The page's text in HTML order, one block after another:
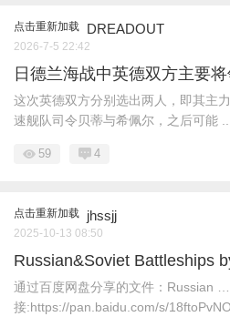
点击重新加载 DREADOUT
2026-7-5 22:42
日德兰海战中英德双方主要
这次英德双方分别选出两人，即其主
速舰队司令贝蒂与希佩尔，之后可能 ...
59 4
点击重新加载 jhssjj
2025-10-13 08:50
Russian&Soviet Battleships
通过百度网盘分享的文件：Russian
接:https://pan.baidu.com/s/